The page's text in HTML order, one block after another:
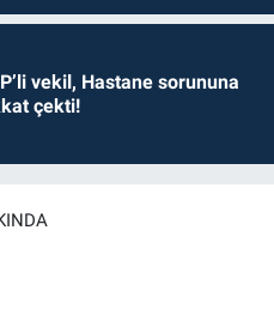
vekil, Hastane sorununa
çekti!